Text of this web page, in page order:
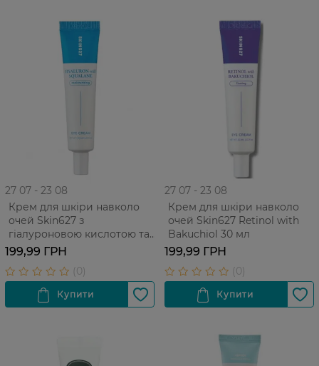
27 07 - 23 08
Крем для шкіри навколо
очей Skin627 з
гіалуроновою кислотою та
скваланом 30 мл
199,99 ГРН
27 07 - 23 08
Крем для шкіри навколо
очей Skin627 Retinol with
Bakuchiol 30 мл
199,99 ГРН